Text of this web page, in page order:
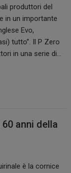
produttori del
in un importante
Evo,
tutto”. Il P Zero
in una serie di…
anni della
è la cornice